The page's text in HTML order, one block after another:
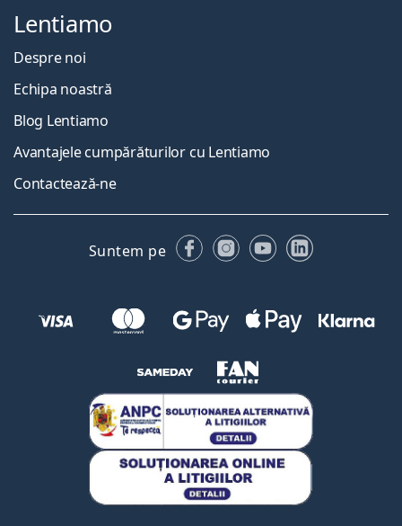
Lentiamo
Despre noi
Echipa noastră
Blog Lentiamo
Avantajele cumpărăturilor cu Lentiamo
Contactează-ne
Suntem pe FacebookInstagram
YouTubeLinkedIn